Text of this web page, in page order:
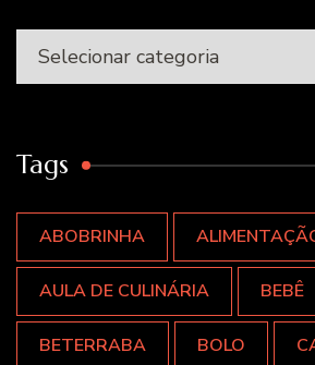
Categorias
Tags
ABOBRINHA
AULA DE CULINÁRIA BEBÊ
BETERRABA BOLO